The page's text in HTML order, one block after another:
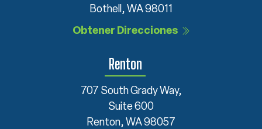
Bothell, WA 98011
Obtener Direcciones
Renton
707 South Grady Way,
Suite 600
Renton, WA 98057